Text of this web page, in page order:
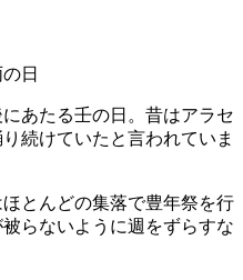
日
あたる壬の日。昔はアラセ
続けていたと言われていま
とんどの集落で豊年祭を行
らないように週をずらすな